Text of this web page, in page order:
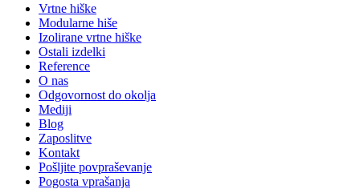
Vrtne hiške
Modularne hiše
Izolirane vrtne hiške
Ostali izdelki
Reference
O nas
Odgovornost do okolja
Mediji
Blog
Zaposlitve
Kontakt
Pošljite povpraševanje
Pogosta vprašanja